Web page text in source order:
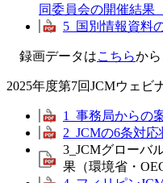
同委員会の開催結果
5_国別情報資料
録画データはこちらから
2025年度第7回JCMウェビ
1_事務局からの
2_JCMの6条対応
3_JCMグローバ
果（環境省・